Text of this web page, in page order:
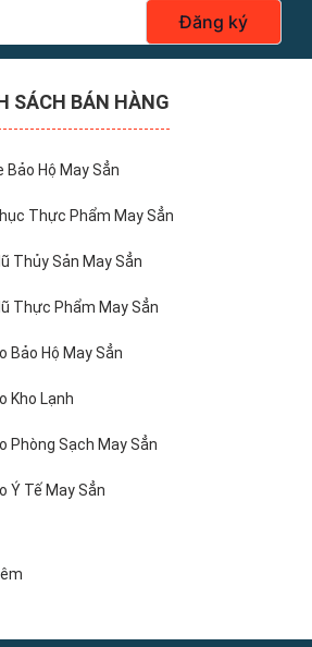
không co rút, không phai màu.
chế biến thủy sản được Việt An ️May
Việt An tư vấn lựa chọn mẫu quần áo thực
Đăng ký
SÁCH BÁN HÀNG
Bảo Hộ May Sẳn
Thực Phẩm May Sẳn
Thủy Sản May Sẳn
Thực Phẩm May Sẳn
Bảo Hộ May Sẳn
Kho Lạnh
Phòng Sạch May Sẳn
Ý Tế May Sẳn